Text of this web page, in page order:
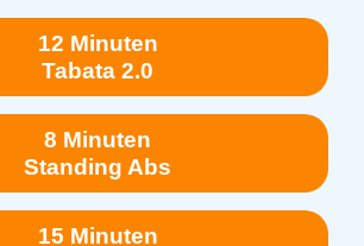
12 Minuten
Tabata 2.0
8 Minuten
Standing Abs
15 Minuten